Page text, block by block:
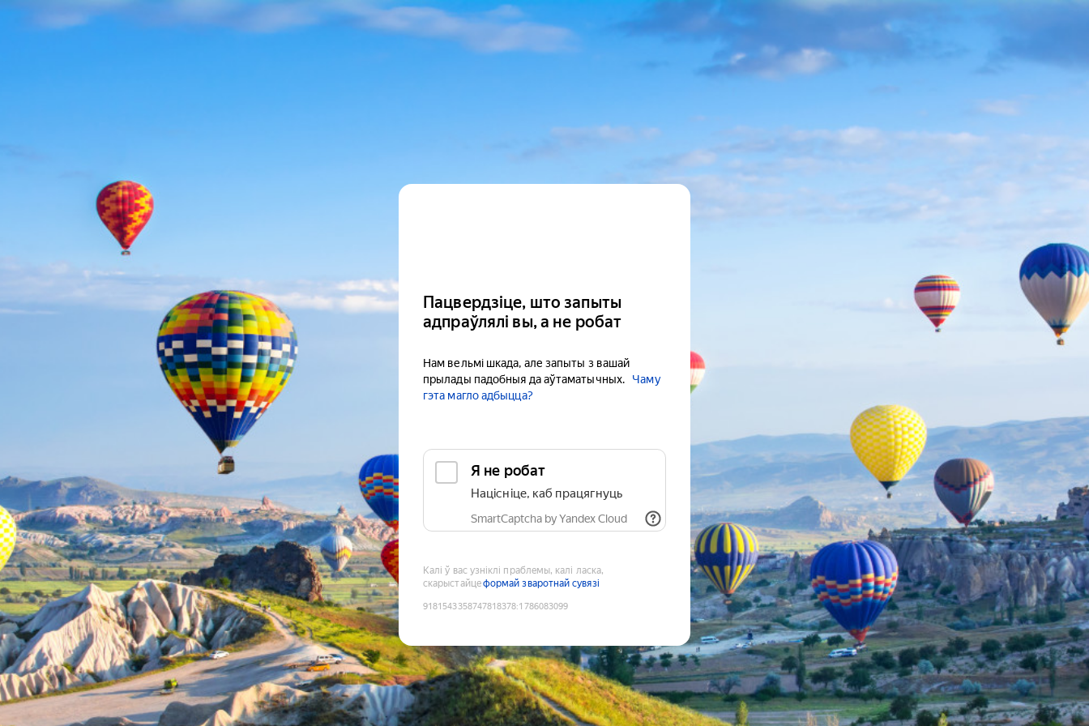
Пацвердзіце, што запыты
адпраўлялі вы, а не робат
Нам вельмі шкада, але запыты з вашай
прылады падобныя да аўтаматычных.
Чаму
гэта магло адбыцца?
Я не робат
Націсніце, каб працягнуць
SmartCaptcha by Yandex Cloud
Калі ў вас узніклі праблемы, калі ласка,
скарыстайцеформай зваротнай сувязі
9181543358747818378:1786083099